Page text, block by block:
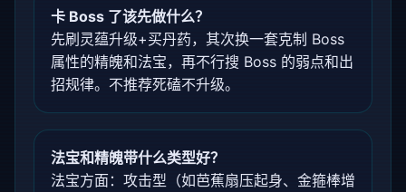
卡 Boss 了该先做什么？
先刷灵蕴升级+买丹药，其次换一套克制 Boss
属性的精魄和法宝，再不行搜 Boss 的弱点和出
招规律。不推荐死磕不升级。
法宝和精魄带什么类型好？
法宝方面：攻击型（如芭蕉扇压起身、金箍棒增